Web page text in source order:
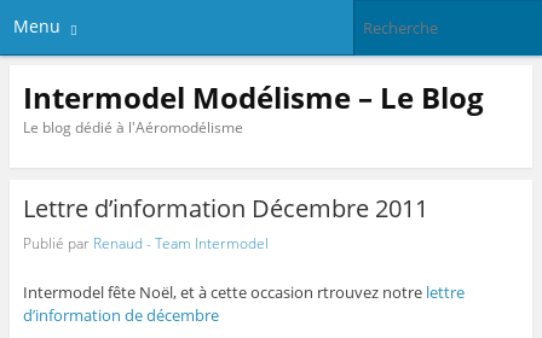
Menu
Intermodel Modélisme – Le Blog
Le blog dédié à l'Aéromodélisme
Lettre d’information Décembre 2011
Publié par Renaud - Team Intermodel
Intermodel fête Noël, et à cette occasion rtrouvez notre lettre
d’information de décembre